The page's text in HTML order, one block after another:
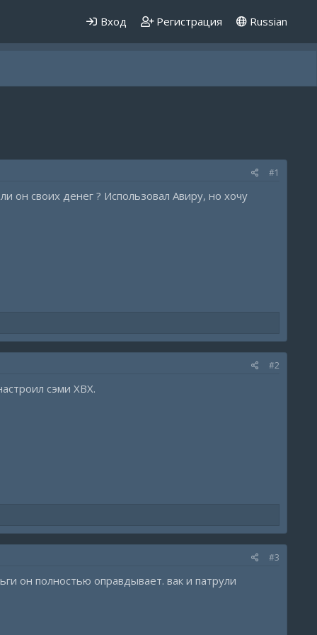
Вход Регистрация Russian
#1
он своих денег ? Использовал Авиру, но хочу
#2
сэми ХВХ.
#3
он полностью оправдывает. вак и патрули